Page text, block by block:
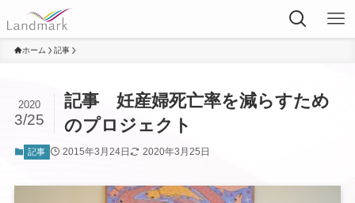
ホーム 記事
記事 妊産婦死亡率を減らすため
のプロジェクト
2020
3/25
記事 2015年3月24日 2020年3月25日